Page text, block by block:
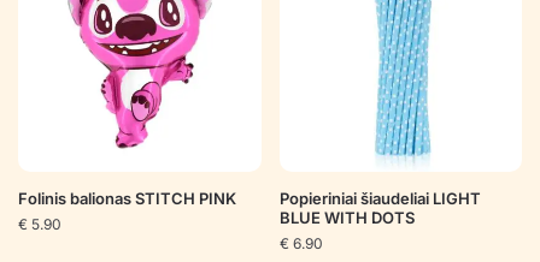
Folinis balionas STITCH PINK
€ 5.90
Popieriniai šiaudeliai LIGHT
BLUE WITH DOTS
€ 6.90